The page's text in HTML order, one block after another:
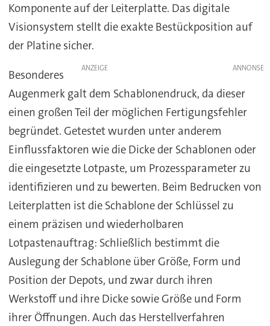
Komponente auf der Leiterplatte. Das digitale
Visionsystem stellt die exakte Bestückposition auf
der Platine sicher.
ANZEIGE
Besonderes
Augenmerk galt dem Schablonendruck, da dieser
einen großen Teil der möglichen Fertigungsfehler
begründet. Getestet wurden unter anderem
Einflussfaktoren wie die Dicke der Schablonen oder
die eingesetzte Lotpaste, um Prozessparameter zu
identifizieren und zu bewerten. Beim Bedrucken von
Leiterplatten ist die Schablone der Schlüssel zu
einem präzisen und wiederholbaren
Lotpastenauftrag: Schließlich bestimmt die
Auslegung der Schablone über Größe, Form und
Position der Depots, und zwar durch ihren
Werkstoff und ihre Dicke sowie Größe und Form
ihrer Öffnungen. Auch das Herstellverfahren